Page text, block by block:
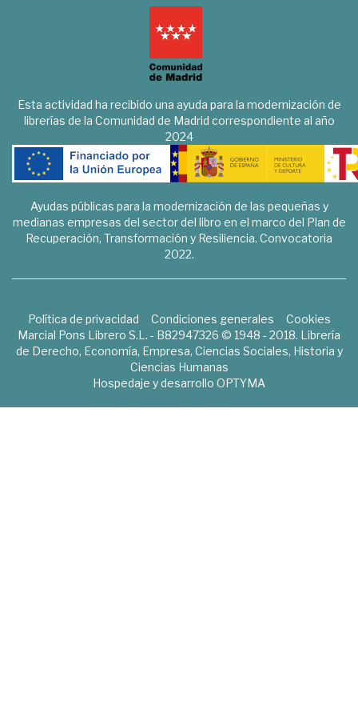
Esta actividad ha recibido una ayuda para la modernización de
librerías de la Comunidad de Madrid correspondiente al año
2024
Ayudas públicas para la modernización de las pequeñas y
medianas empresas del sector del libro en el marco del Plan de
Recuperación, Transformación y Resiliencia. Convocatoria
2022.
Política de privacidad Condiciones generales
Cookies
Marcial Pons Librero S.L. - B82947326 © 1948 - 2018. Librería
de Derecho, Economía, Empresa, Ciencias Sociales, Historia y
Ciencias Humanas
Hospedaje y desarrollo OPTYMA